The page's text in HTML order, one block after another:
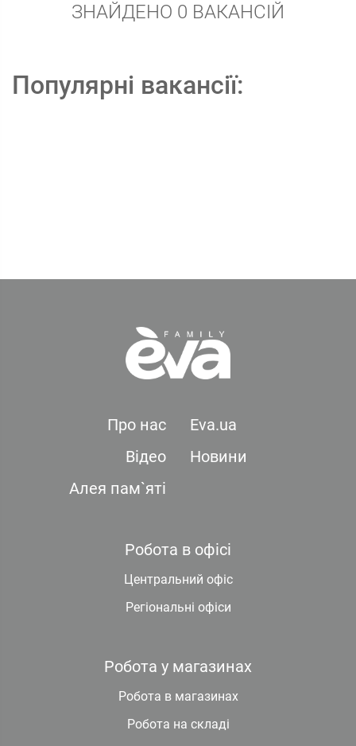
ЗНАЙДЕНО 0 ВАКАНСІЙ
Популярні вакансії:
Про нас
Eva.ua
Відео
Новини
Алея пам`яті
Робота в офісі
Центральний офіс
Регіональні офіси
Робота у магазинах
Робота в магазинах
Робота на складі